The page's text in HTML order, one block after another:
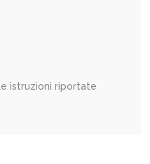
istruzioni riportate